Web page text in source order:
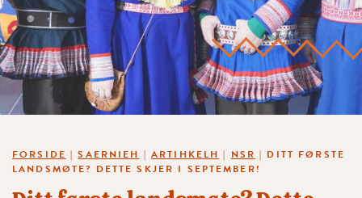
FORSIDE |SAERNIEH | ARTIHKELH | NSR | DITT FØRSTE
LANDSMØTE? DETTE SKJER I SEPTEMBER!